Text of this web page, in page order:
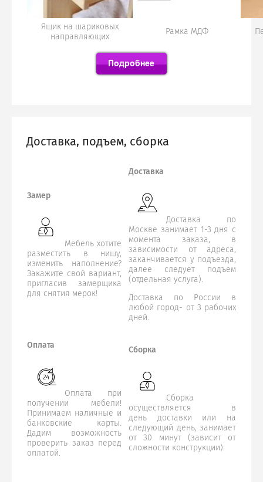
Ящик на шариковых
направляющих
Рамка МДФ
Доставка, подъем, сборка
Замер
Мебель хотите
разместить в нишу,
изменить наполнение?
Закажите свой вариант,
пригласив замерщика
для снятия мерок!
Доставка
Доставка по
Москве занимает 1-3 дня с
момента заказа, в
зависимости от адреса,
заканчивается у подъезда,
далее следует подъем
(отдельная услуга).
Доставка по России в
любой город- от 3 рабочих
дней.
Оплата
Оплата при
получении мебели!
Принимаем наличные и
банковские карты.
Дадим возможность
проверить заказ перед
оплатой.
Сборка
Сборка
осуществляется в
день доставки или на
следующий день, занимает
от 30 минут (зависит от
сложности конструкции).